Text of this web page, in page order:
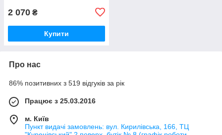
2 070 ₴
Купити
Про нас
86% позитивних з 519 відгуків за рік
Працює з 25.03.2016
м. Київ
Пункт видачі замовлень: вул. Кирилівська, 166, ТЦ